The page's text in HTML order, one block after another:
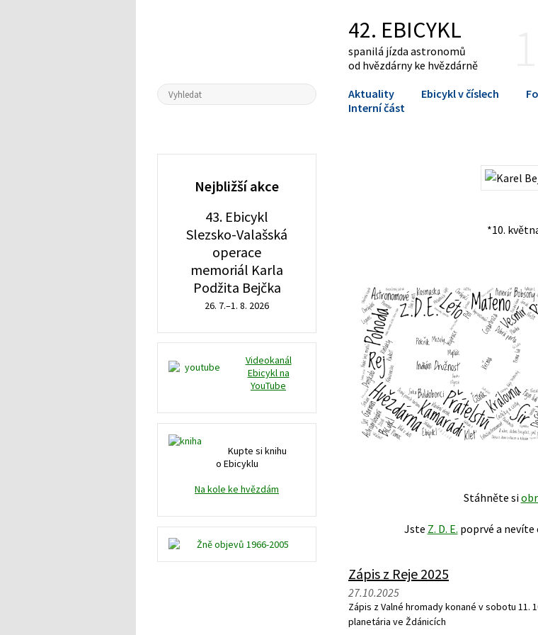
42. EBICYKL
spanilá jízda astronomů
od hvězdárny ke hvězdárně
Aktuality Ebicykl v číslech
Interní část
*10.
Stáhněte si
Jste Z. D. E. poprvé a
Zápis z Reje 2025
27.10.2025
Zápis z Valné hromady konané v sobotu 11.
planetária ve Ždánicích
Nejbližší akce
43. Ebicykl
Slezsko-Valašská
operace
memoriál Karla
Podžita Bejčka
26. 7.–1. 8. 2026
Videokanál
Ebicykl na
YouTube
Kupte si knihu
o Ebicyklu
Na kole ke hvězdám